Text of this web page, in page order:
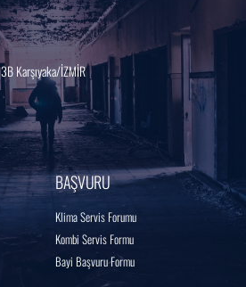
Karşıyaka/İZMİR
BAŞVURU
Klima Servis Forumu
Kombi Servis Formu
Bayi Başvuru Formu